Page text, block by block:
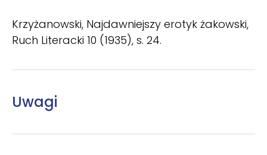
Krzyżanowski, Najdawniejszy erotyk żakowski,
Ruch Literacki 10 (1935), s. 24.
Uwagi